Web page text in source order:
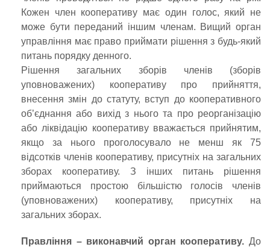
Кожен член кооперативу має один голос, який не
може бути переданий іншим членам. Вищий орган
управління має право приймати рішення з будь-який
питань порядку денного.
Рішення загальних зборів членів (зборів
уповноважених) кооперативу про прийняття,
внесення змін до статуту, вступ до кооперативного
об’єднання або вихід з нього та про реорганізацію
або ліквідацію кооперативу вважається прийнятим,
якщо за нього проголосувало не менш як 75
відсотків членів кооперативу, присутніх на загальних
зборах кооперативу. З інших питань рішення
приймаються простою більшістю голосів членів
(уповноважених) кооперативу, присутніх на
загальних зборах.
Правління – виконавчий орган кооперативу. До